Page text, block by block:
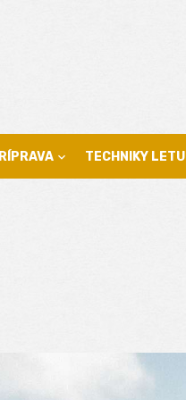
TECHNIKY LETU